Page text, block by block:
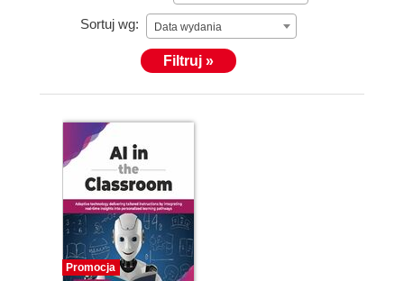
Sortuj wg: Data wydania
Filtruj »
Promocja